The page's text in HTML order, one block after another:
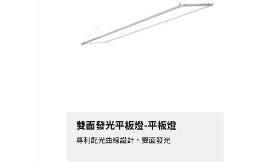
雙面發光平板燈-平板燈
專利配光曲線設計，雙面發光